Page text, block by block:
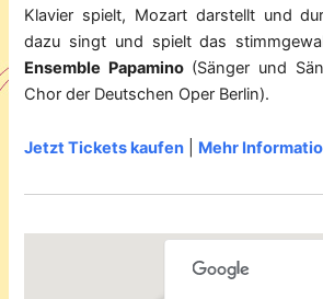
Klavier spielt, Mozart darstellt und
dazu singt und spielt das
Ensemble Papamino (Sänger und
Chor der Deutschen Oper Berlin).
Jetzt Tickets kaufen Mehr